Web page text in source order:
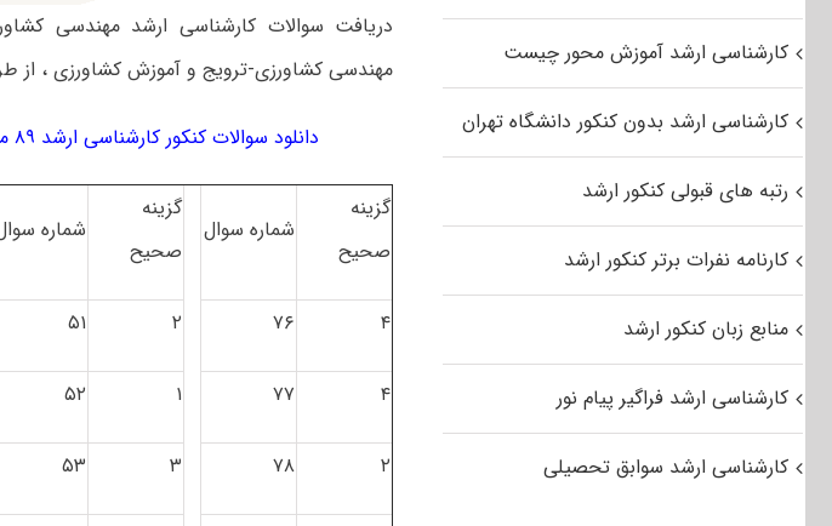
دریافت سوالات کارشناسی ارشد مهندسی
مهندسی کشاورزی-ترویج و آموزش کشاورزی ، از
دانلود سوالات کنکور کارشناسی ارشد ۸۹ مهندسی کشاورزی-ترویج و آموزش کشاورزی
گزینه
صحیح
شماره سوال
گزینه
صحیح
شماره
۴ ۷۶ ۲ ۵۱
۴ ۷۷ ۱ ۵۲
۲ ۷۸ ۳ ۵۳
کارشناسی ارشد آموزش محور چیست
کارشناسی ارشد بدون کنکور دانشگاه تهران
رتبه های قبولی کنکور ارشد
کارنامه نفرات برتر کنکور ارشد
منابع زبان کنکور ارشد
کارشناسی ارشد فراگیر پیام نور
کارشناسی ارشد سوابق تحصیلی